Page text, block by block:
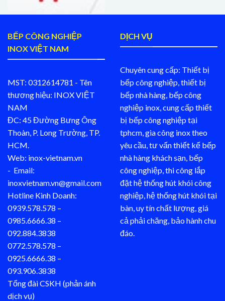
BẾP CÔNG NGHIỆP
INOX VIỆT NAM
MST: 0312614781 - Tên
thương hiệu: INOX VIỆT
NAM
ĐC: 45 Đường Bưng Ông
Thoàn, P. Long Trường, TP.
HCM.
Web: inox-vietnam.vn
- Email:
inoxvietnam.vn@gmail.com
Hotline Kinh Doanh:
0939.578.578 –
0985.6666.38 –
092.884.3838
0772.578.578 –
0925.6666.38 –
093.906.3838
Tổng đài CSKH (phản ánh
dịch vụ)
DỊCH VỤ
Chuyên cung cấp: Thiết bị
bếp công nghiệp, thiết bị
bếp nhà hàng, bếp công
nghiệp inox, cung cấp thiết
bị bếp công nghiệp tại
tphcm, gia công inox theo
yêu cầu, tư vấn thiết kế bếp
nhà hàng khách sạn, bếp
công nghiệp, thi công lắp
đặt hệ thống hút khói công
nghiệp, hệ thống hút khói tại
bàn, uy tín chất lượng, giá
cả phải chăng, bảo hành chu
đáo.